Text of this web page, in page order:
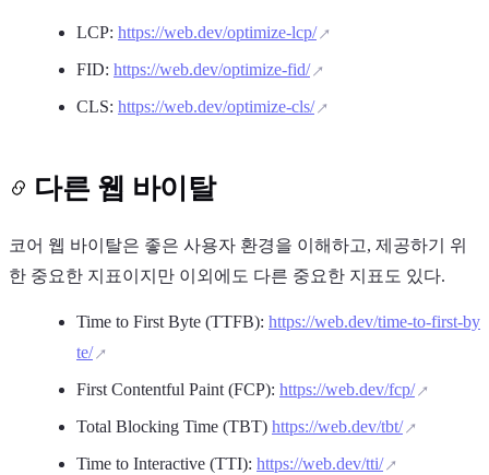
LCP: https://web.dev/optimize-lcp/
FID: https://web.dev/optimize-fid/
CLS: https://web.dev/optimize-cls/
다른 웹 바이탈
코어 웹 바이탈은 좋은 사용자 환경을 이해하고, 제공하기 위
한 중요한 지표이지만 이외에도 다른 중요한 지표도 있다.
Time to First Byte (TTFB): https://web.dev/time-to-first-by
te/
First Contentful Paint (FCP): https://web.dev/fcp/
Total Blocking Time (TBT) https://web.dev/tbt/
Time to Interactive (TTI): https://web.dev/tti/